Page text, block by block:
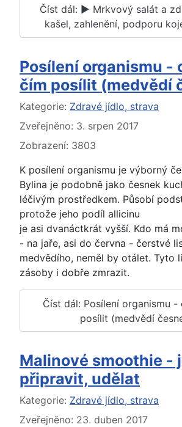
Číst dál: ► Mrkvový salát a
kašel, zahlenění, podporu
Posílení organismu -
čím posílit (medvědí
Základní údaje
Kategorie: Zdravé jídlo, strava
Zveřejněno: 3. srpen 2017
Zobrazení: 3803
K posílení organismu je výborný
Bylina je podobně jako česnek
léčivým prostředkem. Působí
protože jeho podíl allicinu
je asi dvanáctkrát vyšší. Kdo má
- na jaře, asi do června - čerstvé
medvědího, neměl by otálet. Tyto
zásoby i dobře zmrazit.
Číst dál: Posílení organismu -
posílit (medvědí
Malinové smoothie -
připravit, udělat
Základní údaje
Kategorie: Zdravé jídlo, strava
Zveřejněno: 23. duben 2017